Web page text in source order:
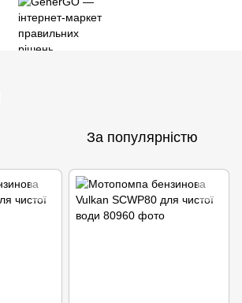
За популярністю